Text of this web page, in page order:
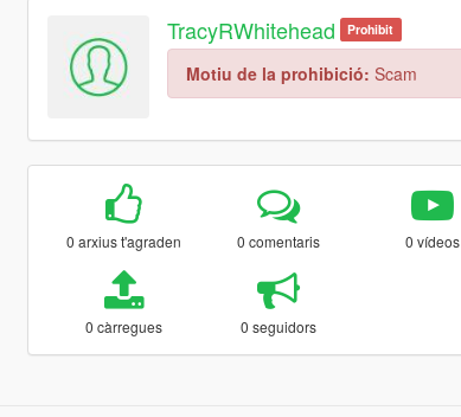
TracyRWhitehead Prohibit
Motiu de la prohibició: Scam
0 arxius t'agraden 0 comentaris 0 vídeos
0 càrregues 0 seguidors